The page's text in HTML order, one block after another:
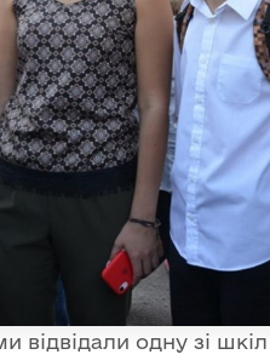
відвідали одну зі